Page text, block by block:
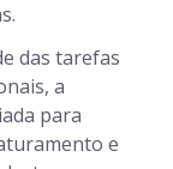
das tarefas
a
para
e